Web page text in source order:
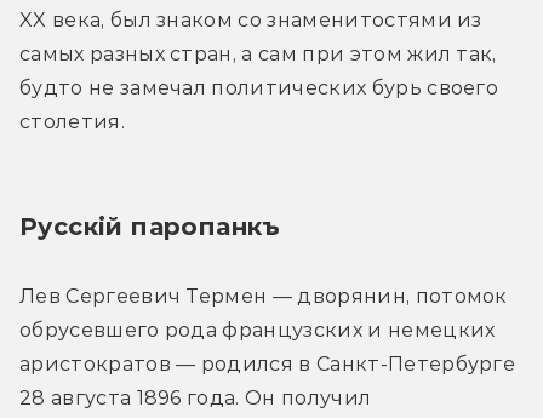
XX века, был знаком со знаменитостями из
самых разных стран, а сам при этом жил так,
будто не замечал политических бурь своего
столетия.
Русскiй паропанкъ
Лев Сергеевич Термен — дворянин, потомок
обрусевшего рода французских и немецких
аристократов — родился в Санкт-Петербурге
28 августа 1896 года. Он получил